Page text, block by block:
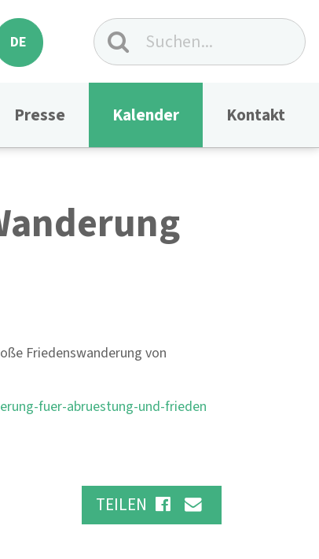
DE
Presse Kalender Kontakt
Friedenswanderung von
fuer-abruestung-und-frieden
TEILEN